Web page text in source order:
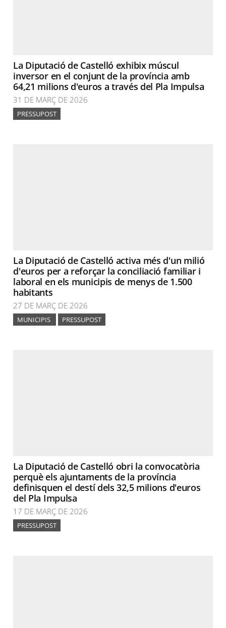
La Diputació de Castelló exhibix múscul
inversor en el conjunt de la província amb
64,21 milions d'euros a través del Pla Impulsa
31 DE MARÇ DE 2026
PRESSUPOST
La Diputació de Castelló activa més d'un milió
d'euros per a reforçar la conciliació familiar i
laboral en els municipis de menys de 1.500
habitants
27 DE MARÇ DE 2026
MUNICIPIS PRESSUPOST
La Diputació de Castelló obri la convocatòria
perquè els ajuntaments de la província
definisquen el destí dels 32,5 milions d'euros
del Pla Impulsa
17 DE MARÇ DE 2026
PRESSUPOST